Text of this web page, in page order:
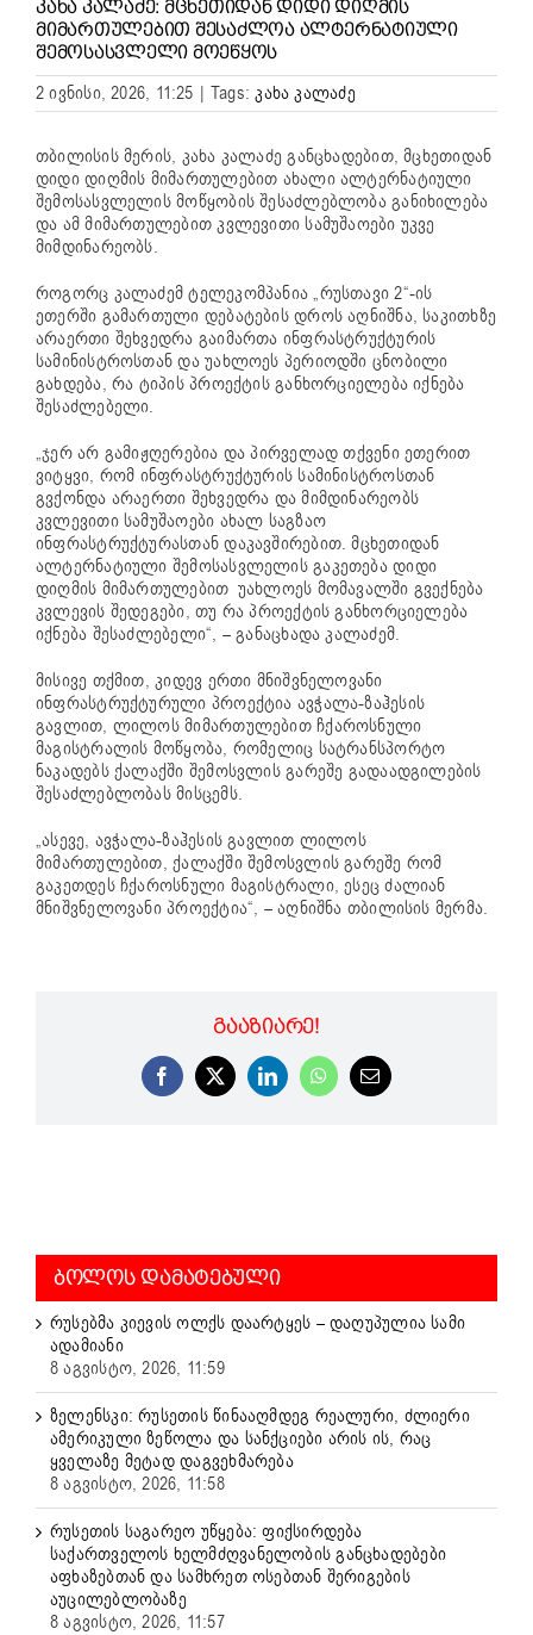
ᲙᲐᲮᲐ ᲙᲐᲚᲐᲫᲔ: ᲛᲪᲮᲔᲗᲘᲓᲐᲜ ᲓᲘᲓᲘ ᲓᲘᲦᲛᲘᲡ
ᲛᲘᲛᲐᲠᲗᲣᲚᲔᲑᲘᲗ ᲨᲔᲡᲐᲫᲚᲝᲐ ᲐᲚᲢᲔᲠᲜᲐᲢᲘᲣᲚᲘ
ᲨᲔᲛᲝᲡᲐᲡᲕᲚᲔᲚᲘ ᲛᲝᲔᲬᲧᲝᲡ
2 ივნისი, 2026, 11:25 | Tags:კახა კალაძე
თბილისის მერის, კახა კალაძე განცხადებით, მცხეთიდან
დიდი დიღმის მიმართულებით ახალი ალტერნატიული
შემოსასვლელის მოწყობის შესაძლებლობა განიხილება
და ამ მიმართულებით კვლევითი სამუშაოები უკვე
მიმდინარეობს.
როგორც კალაძემ ტელეკომპანია „რუსთავი 2“-ის
ეთერში გამართული დებატების დროს აღნიშნა, საკითხზე
არაერთი შეხვედრა გაიმართა ინფრასტრუქტურის
სამინისტროსთან და უახლოეს პერიოდში ცნობილი
გახდება, რა ტიპის პროექტის განხორციელება იქნება
შესაძლებელი.
„ჯერ არ გამიჟღერებია და პირველად თქვენი ეთერით
ვიტყვი, რომ ინფრასტრუქტურის სამინისტროსთან
გვქონდა არაერთი შეხვედრა და მიმდინარეობს
კვლევითი სამუშაოები ახალ საგზაო
ინფრასტრუქტურასთან დაკავშირებით. მცხეთიდან
ალტერნატიული შემოსასვლელის გაკეთება დიდი
დიღმის მიმართულებით უახლოეს მომავალში გვექნება
კვლევის შედეგები, თუ რა პროექტის განხორციელება
იქნება შესაძლებელი“, – განაცხადა კალაძემ.
მისივე თქმით, კიდევ ერთი მნიშვნელოვანი
ინფრასტრუქტურული პროექტია ავჭალა-ზაჰესის
გავლით, ლილოს მიმართულებით ჩქაროსნული
მაგისტრალის მოწყობა, რომელიც სატრანსპორტო
ნაკადებს ქალაქში შემოსვლის გარეშე გადაადგილების
შესაძლებლობას მისცემს.
„ასევე, ავჭალა-ზაჰესის გავლით ლილოს
მიმართულებით, ქალაქში შემოსვლის გარეშე რომ
გაკეთდეს ჩქაროსნული მაგისტრალი, ესეც ძალიან
მნიშვნელოვანი პროექტია“, – აღნიშნა თბილისის მერმა.
ᲒᲐᲐᲖᲘᲐᲠᲔ!
Facebook
X LinkedInWhatsApp
Email
ᲑᲝᲚᲝᲡ ᲓᲐᲛᲐᲢᲔᲑᲣᲚᲘ
რუსებმა კიევის ოლქს დაარტყეს – დაღუპულია სამი
ადამიანი
8 აგვისტო, 2026, 11:59
ზელენსკი: რუსეთის წინააღმდეგ რეალური, ძლიერი
ამერიკული ზეწოლა და სანქციები არის ის, რაც
ყველაზე მეტად დაგვეხმარება
8 აგვისტო, 2026, 11:58
რუსეთის საგარეო უწყება: ფიქსირდება
საქართველოს ხელმძღვანელობის განცხადებები
აფხაზებთან და სამხრეთ ოსებთან შერიგების
აუცილებლობაზე
8 აგვისტო, 2026, 11:57